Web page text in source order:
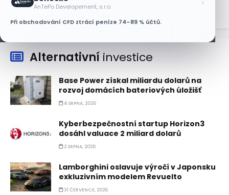
AnTePo Developement, s.r.o.
Při obchodování CFD ztrácí peníze 74–89 % účtů.
Alternativní investice
Base Power získal miliardu dolarů na
rozvoj domácích bateriových úložišť
4 SRPNA, 2026
Kyberbezpečnostní startup Horizon3
dosáhl valuace 2 miliard dolarů
2 SRPNA, 2026
Lamborghini oslavuje výročí v Japonsku
exkluzivním modelem Revuelto
31 ČERVENCE, 2026